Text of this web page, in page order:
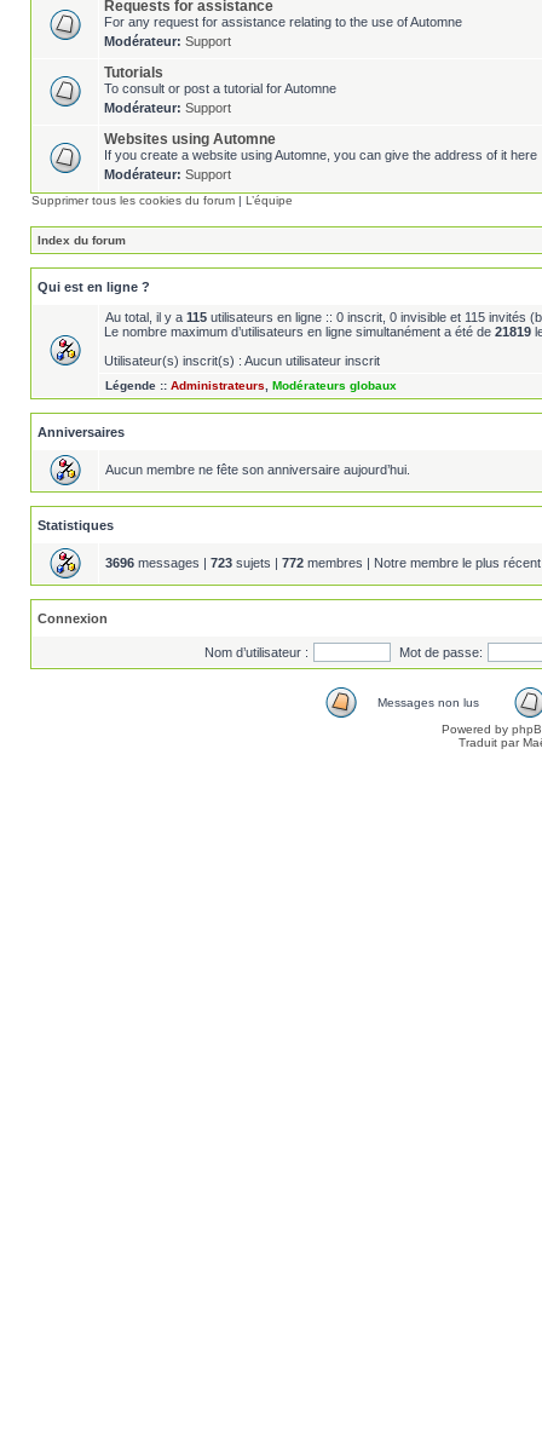
Requests for assistance
For any request for assistance relating to the use of Automne
Modérateur: Support
Tutorials
To consult or post a tutorial for Automne
Modérateur: Support
Websites using Automne
If you create a website using Automne, you can give the address of it here
Modérateur: Support
Supprimer tous les cookies du forum | L’équipe
Index du forum
Qui est en ligne ?
Au total, il y a 115 utilisateurs en ligne :: 0 inscrit, 0 invisible et 115 invités
Le nombre maximum d’utilisateurs en ligne simultanément a été de 21819
Utilisateur(s) inscrit(s) : Aucun utilisateur inscrit
Légende :: Administrateurs Modérateurs globaux
Anniversaires
Aucun membre ne fête son anniversaire aujourd’hui.
Statistiques
3696 messages | 723 sujets | 772 membres | Notre membre le plus
Connexion
Nom d’utilisateur : Mot de passe:
Messages non lus
Powered by
Traduit par